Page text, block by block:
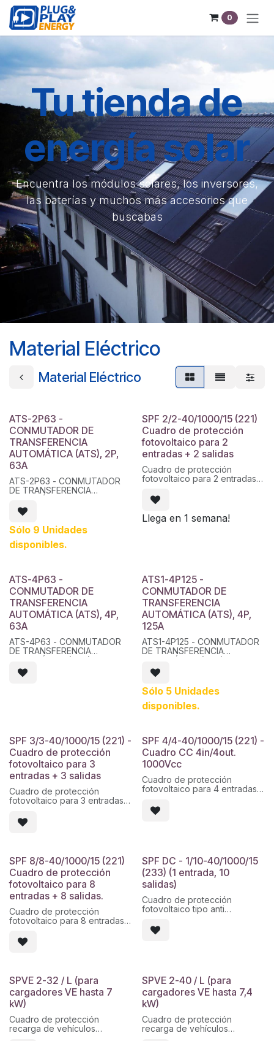
Ir al contenido
0
Tu tienda de
energía solar
Encuentra los módulos solares, los inversores,
las baterías y muchos más accesorios que
buscabas
Material Eléctrico
Material Eléctrico
ATS-2P63 -
CONMUTADOR DE
TRANSFERENCIA
AUTOMÁTICA (ATS), 2P,
63A
ATS-2P63 - CONMUTADOR
DE TRANSFERENCIA
Sólo 9 Unidades
disponibles.
SPF 2/2-40/1000/15 (221)
Cuadro de protección
fotovoltaico para 2
entradas + 2 salidas
Cuadro de protección
fotovoltaico para 2 entradas +
entrada, con fusible y base
de fusible. Envolvente de 12
módulos en ABS. Conectores
MC4.
Llega en 1 semana!
ATS-4P63 -
CONMUTADOR DE
TRANSFERENCIA
AUTOMÁTICA (ATS), 4P,
63A
ATS-4P63 - CONMUTADOR
DE TRANSFERENCIA
AUTOMÁTICA (ATS), 4P, 63A
ATS1-4P125 -
CONMUTADOR DE
TRANSFERENCIA
AUTOMÁTICA (ATS), 4P,
125A
ATS1-4P125 - CONMUTADOR
DE TRANSFERENCIA
AUTOMÁTICA (ATS), 4P, 125A
Sólo 5 Unidades
disponibles.
SPF 3/3-40/1000/15 (221) -
Cuadro de protección
fotovoltaico para 3
entradas + 3 salidas
Cuadro de protección
fotovoltaico para 3 entradas +
entrada, con fusible y base
de fusible. Envolvente de 18
SPF 4/4-40/1000/15 (221) -
Cuadro CC 4in/4out.
1000Vcc
Cuadro de protección
fotovoltaico para 4 entradas
entrada, con fusible y base
de fusible. Envolvente de
SPF 8/8-40/1000/15 (221)
Cuadro de protección
fotovoltaico para 8
entradas + 8 salidas.
Cuadro de protección
fotovoltaico para 8 entradas
entrada, con fusible y base
de fusible. Envolvente de
SPF DC - 1/10-40/1000/15
(233) (1 entrada, 10
salidas)
Cuadro de protección
fotovoltaico tipo anti
en armario de poliéster de
600X400X250 IP65
20A 1000vdc con protección
de
sobretensiones.
Prensaestopas, montado y
precableado
SPVE 2-32 / L (para
cargadores VE hasta 7
kW)
Cuadro de protección
recarga de vehículos
SPVE 2-40 / L (para
cargadores VE hasta 7,4
kW)
Cuadro de protección
recarga de vehículos